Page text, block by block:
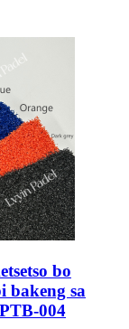
bo
bakeng sa
004